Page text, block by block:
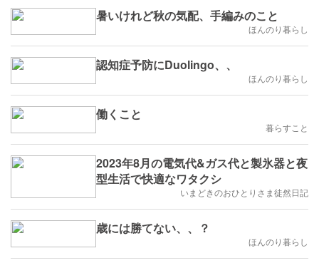
暑いけれど秋の気配、手編みのこと
ほんのり暮らし
認知症予防にDuolingo、、
ほんのり暮らし
働くこと
暮らすこと
2023年8月の電気代&ガス代と製氷器と夜
型生活で快適なワタクシ
いまどきのおひとりさま徒然日記
歳には勝てない、、？
ほんのり暮らし